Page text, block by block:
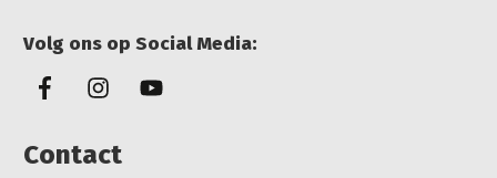
Volg ons op Social Media:
Contact